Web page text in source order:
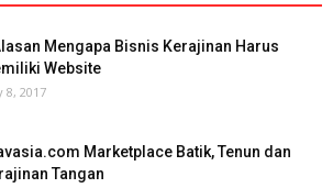
Mengapa Bisnis Kerajinan Harus
Website
8, 2017
Marketplace Batik, Tenun dan
Tangan